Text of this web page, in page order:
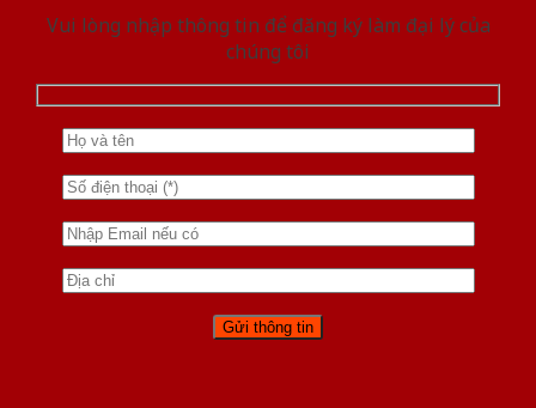
Vui lòng nhập thông tin để đăng ký làm đại lý của
chúng tôi